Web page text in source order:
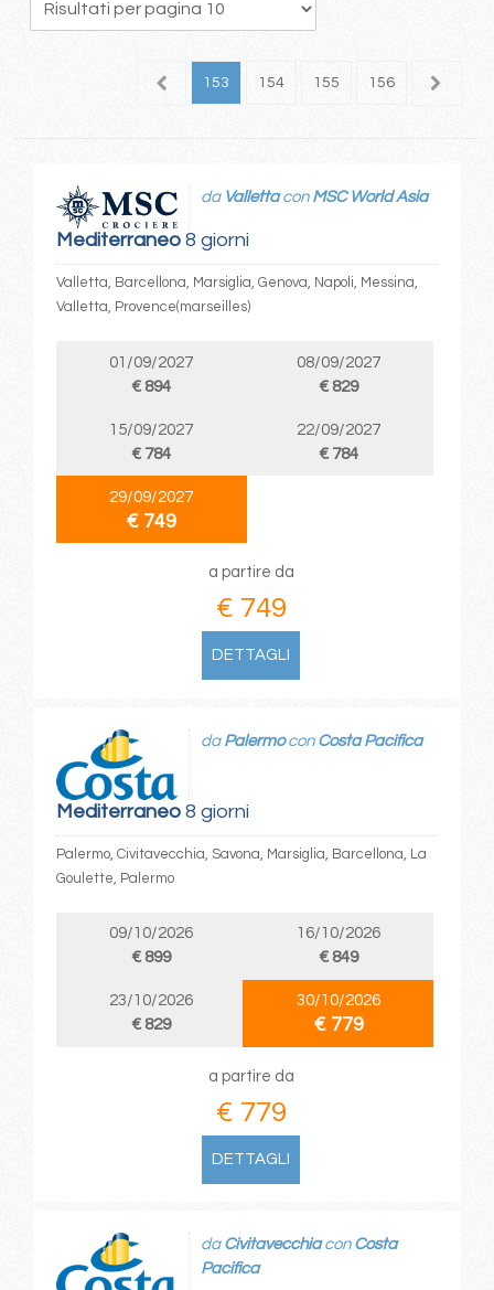
152 153 154 155 156 157
Mediterraneo8 giorni
da Vallettacon MSC World Asia
Valletta, Barcellona, Marsiglia, Genova, Napoli, Messina,
Valletta, Provence(marseilles)
01/09/2027
€ 894
08/09/2027
€ 829
15/09/2027
€ 784
22/09/2027
€ 784
29/09/2027
€ 749
a partire da
€ 749
DETTAGLI
Mediterraneo8 giorni
da Palermocon Costa Pacifica
Palermo, Civitavecchia, Savona, Marsiglia, Barcellona, La
Goulette, Palermo
09/10/2026
€ 899
16/10/2026
€ 849
23/10/2026
€ 829
30/10/2026
€ 779
a partire da
€ 779
DETTAGLI
da Civitavecchiacon Costa
Pacifica